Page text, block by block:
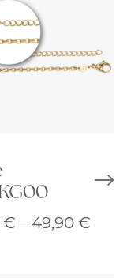
€ – 49,90 €